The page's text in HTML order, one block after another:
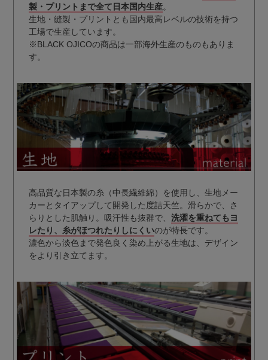
製・プリントまで全て日本国内生産。
生地・縫製・プリントとも国内最高レベルの技術を持つ
工場で生産しています。
※BLACK OJICOの商品は一部海外生産のものもありま
す。
高品質な日本製の糸（中長繊維綿）を使用し、生地メー
カーとタイアップして開発した度詰天竺。滑らかで、さ
らりとした肌触り。吸汗性も抜群で、 洗濯を重ねてもヨ
レたり、糸がほつれたりしにくいのが特長です。
濃色から淡色まで発色良く染め上がる生地は、デザイン
をより引き立てます。